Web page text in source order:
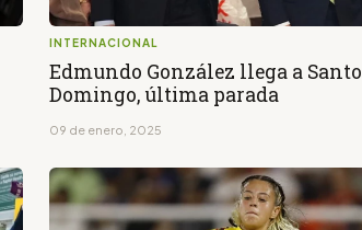
INTERNACIONAL
Edmundo González llega a Santo
Domingo, última parada
09 de enero, 2025